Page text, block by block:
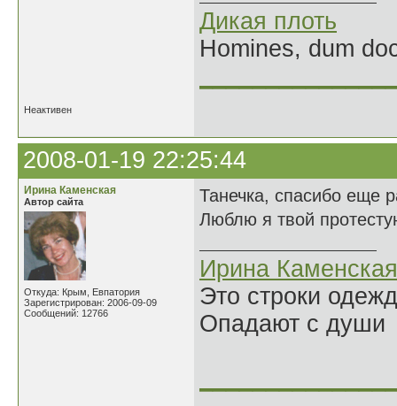
Дикая плоть
Homines, dum
Неактивен
2008-01-19 22:25:44
Ирина Каменская
Автор сайта
Откуда: Крым, Евпатория
Зарегистрирован: 2006-09-09
Сообщений: 12766
Танечка, спасибо еще
Люблю я твой
Ирина Каменская
Это строки
Опадают с души